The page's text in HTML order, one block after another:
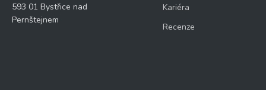
593 01 Bystřice nad
Pernštejnem
Kariéra
Recenze